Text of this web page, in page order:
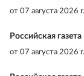
от 07 августа 2026
Российская
от 07 августа 2026